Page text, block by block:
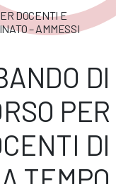
DOCENTI E
– AMMESSI
DI
PER
DI